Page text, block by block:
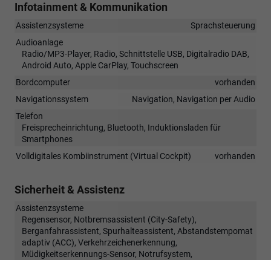
Infotainment & Kommunikation
Assistenzsysteme
Sprachsteuerung
Audioanlage
Radio/MP3-Player, Radio, Schnittstelle USB, Digitalradio DAB,
Android Auto, Apple CarPlay, Touchscreen
Bordcomputer
vorhanden
Navigationssystem
Navigation, Navigation per Audio
Telefon
Freisprecheinrichtung, Bluetooth, Induktionsladen für
Smartphones
Volldigitales Kombiinstrument (Virtual Cockpit)
vorhanden
Sicherheit & Assistenz
Assistenzsysteme
Regensensor, Notbremsassistent (City-Safety),
Berganfahrassistent, Spurhalteassistent, Abstandstempomat
adaptiv (ACC), Verkehrzeichenerkennung,
Müdigkeitserkennungs-Sensor, Notrufsystem,